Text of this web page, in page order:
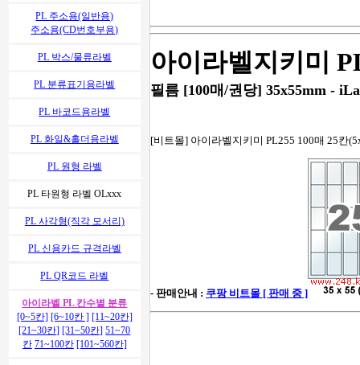
PL 주소용(일반용)
주소용(CD번호부용)
PL 박스/물류라벨
PL 분류표기용라벨
PL 바코드용라벨
PL 화일&홀더용라벨
PL 원형 라벨
PL 타원형 라벨 OLxxx
PL 사각형(직각 모서리)
PL 신용카드 규격라벨
PL QR코드 라벨
아이라벨 PL 칸수별 분류
[0~5칸] [6~10칸 ] [11~20칸]
[21~30칸] [31~50칸] 51~70
칸 71~100칸 [101~560칸]
아이라벨지키미
필름 [100매/권당] 35x55mm -
[비트몰] 아이라벨지키미 PL255 100매 25칸
- 판매안내 : 쿠팡 비트몰 [ 판매 중 ]